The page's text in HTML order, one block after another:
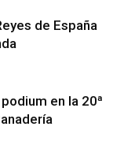
de España
en la 20ª